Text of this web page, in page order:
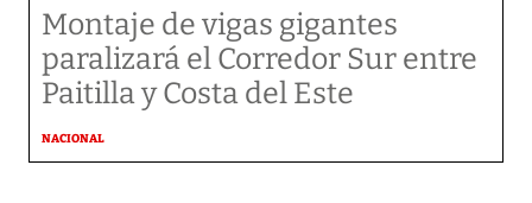
Montaje de vigas gigantes
paralizará el Corredor Sur entre
Paitilla y Costa del Este
NACIONAL